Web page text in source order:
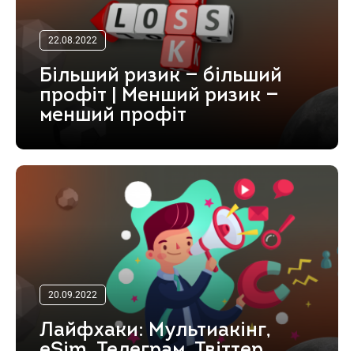
22.08.2022
Більший ризик — більший
профіт | Менший ризик —
менший профіт
20.09.2022
Лайфхаки: Мультиакінг,